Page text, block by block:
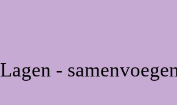
Lagen -